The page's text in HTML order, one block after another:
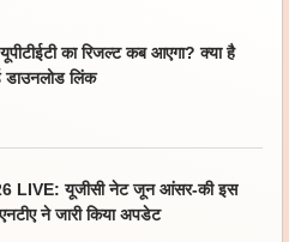
का रिजल्ट कब आएगा? क्या है
लिंक
LIVE: यूजीसी नेट जून आंसर-की इस
ने जारी किया अपडेट